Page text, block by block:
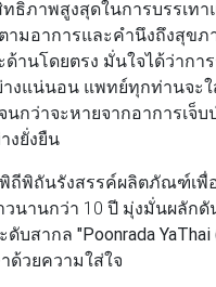
าพสูงสุดในการบรรเทา
มอาการและคำนึงถึงสุขภ
นโดยตรง มั่นใจได้ว่ากา
งแน่นอน แพทย์ทุกท่านจะ
กว่าจะหายจากอาการเจ็
งยั่งยืน
พิถันรังสรรค์ผลิตภัณฑ์เพื่
นานกว่า 10 ปี มุ่งมั่นผลัก
ดับสากล "Poonrada
ด้วยความใส่ใจ